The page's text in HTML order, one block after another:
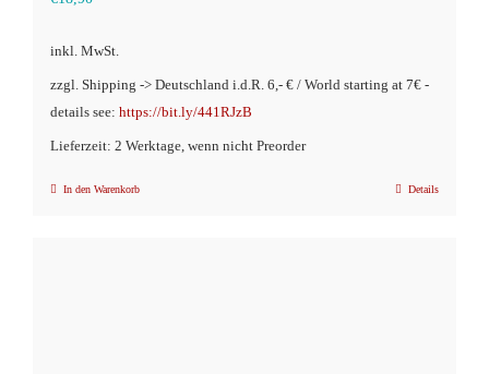
inkl. MwSt.
zzgl. Shipping -> Deutschland i.d.R. 6,- € / World starting at 7€ -
details see: https://bit.ly/441RJzB
Lieferzeit: 2 Werktage, wenn nicht Preorder
In den Warenkorb Details